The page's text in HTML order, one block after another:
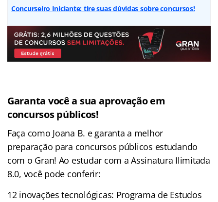
Concurseiro Iniciante: tire suas dúvidas sobre concursos!
Garanta você a sua aprovação em
concursos públicos!
Faça como Joana B. e garanta a melhor
preparação para concursos públicos estudando
com o Gran! Ao estudar com a Assinatura Ilimitada
8.0, você pode conferir:
12 inovações tecnológicas: Programa de Estudos